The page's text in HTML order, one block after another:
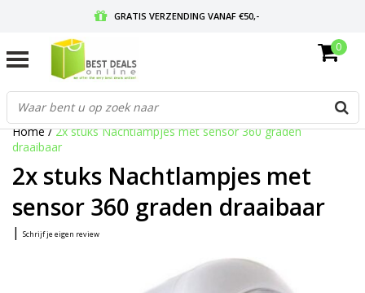
GRATIS VERZENDING VANAF €50,-
GRATIS RETOURNEREN EN 30 DAGEN BEDENKTIJD
0
Home/2x stuks Nachtlampjes met sensor 360 graden
draaibaar
2x stuks Nachtlampjes met
sensor 360 graden draaibaar
| Schrijf je eigen review